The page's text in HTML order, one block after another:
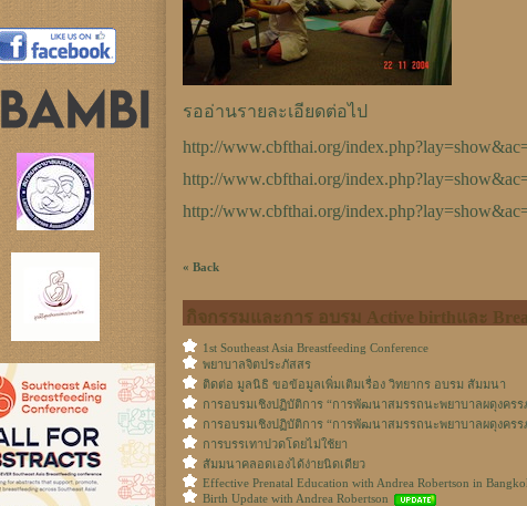
รออ่านรายละเอียดต่อไป
http://www.cbfthai.org/
http://www.cbfthai.org/
http://www.cbfthai.org/
« Back
กิจกรรมและการ อบรม Active birthและ
1st Southeast Asia Breastfeeding Conference
พยาบาลจิตประภัสสร
ติดต่อ มูลนิธิ ขอข้อมูลเพิ่มเติมเรื่อง วิทยากร อบรม สัมมนา
การอบรมเชิงปฏิบัติการ “การพัฒนาสมรรถนะพยาบาลผดุงคร
การอบรมเชิงปฏิบัติการ “การพัฒนาสมรรถนะพยาบาลผดุงคร
การบรรเทาปวดโดยไม่ใช้ยา
สัมมนาคลอดเองได้ง่ายนิดเดียว
Effective Prenatal Education with Andrea Robertson in
Birth Update with Andrea Robertson